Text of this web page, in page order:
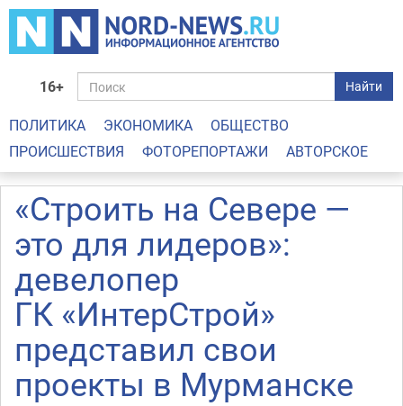
16+ Найти
ПОЛИТИКА ЭКОНОМИКА
ОБЩЕСТВО
ПРОИСШЕСТВИЯ
ФОТОРЕПОРТАЖИ АВТОРСКОЕ
«Строить на Севере —
это для лидеров»:
девелопер
ГК «ИнтерСтрой»
представил свои
проекты в Мурманске